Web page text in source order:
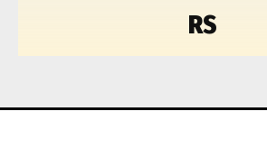
RS